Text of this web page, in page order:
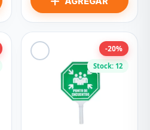
Stock: 12
-20%